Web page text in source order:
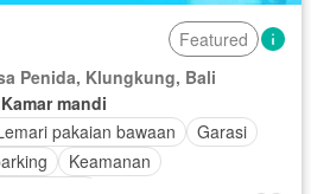
Featured
Penida, Klungkung, Bali
mandi
pakaian bawaan
Garasi
Keamanan